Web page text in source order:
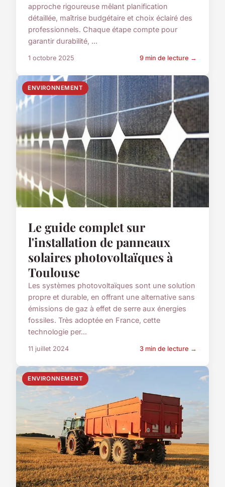
approche rigoureuse mêlant planification
détaillée, maîtrise budgétaire et choix éclairé des
professionnels. Chaque étape compte pour
garantir durabilité, ...
1 octobre 2025 9 min de lecture →
ENVIRONNEMENT
Le guide complet sur
l'installation de panneaux
solaires photovoltaïques à
Toulouse
Les systèmes photovoltaïques sont une solution
propre et durable, en offrant une alternative sans
émissions de gaz à effet de serre aux énergies
fossiles. Très adoptée en France, cette
technologie per...
11 juillet 2024 3 min de lecture →
ENVIRONNEMENT